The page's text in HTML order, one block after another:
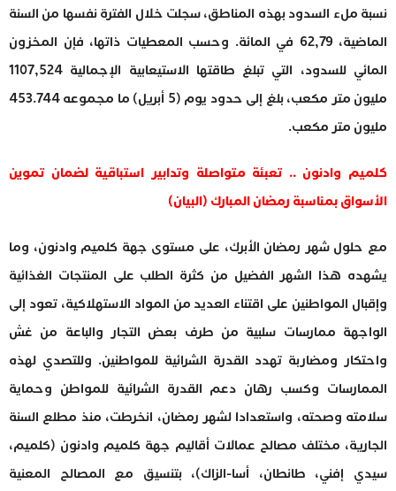
نسبة ملء السدود بهذه المناطق، سجلت خلال الفترة نفسها من السنة
الماضية، 62,79 في المائة. وحسب المعطيات ذاتها، فإن المخزون
المائي للسدود، التي تبلغ طاقتها الاستيعابية الإجمالية 1107,524
مليون متر مكعب، بلغ إلى حدود يوم (5 أبريل) ما مجموعه 453.744
مليون متر مكعب.
كلميم وادنون .. تعبئة متواصلة وتدابير استباقية لضمان تموين
الأسواق بمناسبة رمضان المبارك (البيان)
مع حلول شهر رمضان الأبرك، على مستوى جهة كلميم وادنون، وما
يشهده هذا الشهر الفضيل من كثرة الطلب على المنتجات الغذائية
وإقبال المواطنين على اقتناء العديد من المواد الاستهلاكية، تعود إلى
الواجهة ممارسات سلبية من طرف بعض التجار والباعة من غش
واحتكار ومضاربة تهدد القدرة الشرائية للمواطنين. وللتصدي لهذه
الممارسات وكسب رهان دعم القدرة الشرائية للمواطن وحماية
سلامته وصحته، واستعدادا لشهر رمضان، انخرطت، منذ مطلع السنة
الجارية، مختلف مصالح عمالات أقاليم جهة كلميم وادنون (كلميم،
سيدي إفني، طانطان، أسا-الزاك)، بتنسيق مع المصالح المعنية